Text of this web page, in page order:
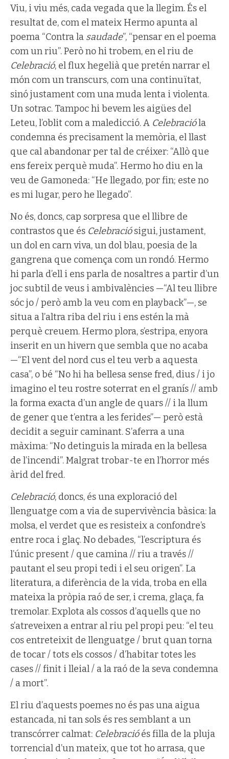
Viu, i viu més, cada vegada que la llegim. És el
resultat de, com el mateix Hermo apunta al
poema “Contra la saudade”, “pensar en el poema
com un riu”. Però no hi trobem, en el riu de
Celebració, el flux hegelià que pretén narrar el
món com un transcurs, com una continuïtat,
sinó justament com una muda lenta i violenta.
Un sotrac. Tampoc hi bevem les aigües del
Leteu, l’oblit com a maledicció. A Celebracióla
condemna és precisament la memòria, el llast
que cal abandonar per tal de créixer: “Allò que
ens fereix perquè muda”. Hermo ho diu en la
veu de Gamoneda: “He llegado, por fin; este no
es mi lugar, pero he llegado”.
No és, doncs, cap sorpresa que el llibre de
contrastos que és Celebraciósigui, justament,
un dol en carn viva, un dol blau, poesia de la
gangrena que comença com un rondó. Hermo
hi parla d’ell i ens parla de nosaltres a partir d’un
joc subtil de veus i ambivalències —“Al teu llibre
sóc jo / però amb la veu com en playback”—, se
situa a l’altra riba del riu i ens estén la mà
perquè creuem. Hermo plora, s’estripa, enyora
inserit en un hivern que sembla que no acaba
—“El vent del nord cus el teu verb a aquesta
casa”, o bé “No hi ha bellesa sense fred, dius / i jo
imagino el teu rostre soterrat en el granís // amb
la forma exacta d’un angle de quars // i la llum
de gener que t’entra a les ferides”— però està
decidit a seguir caminant. S’aferra a una
màxima: “No detinguis la mirada en la bellesa
de l’incendi”. Malgrat trobar-te en l’horror més
àrid del fred.
Celebració, doncs, és una exploració del
llenguatge com a via de supervivència bàsica: la
molsa, el verdet que es resisteix a confondre’s
entre roca i glaç. No debades, “l’escriptura és
l’únic present / que camina // riu a través //
pautant el seu propi tedi i el seu origen”. La
literatura, a diferència de la vida, troba en ella
mateixa la pròpia raó de ser, i crema, glaça, fa
tremolar. Explota als cossos d’aquells que no
s’atreveixen a entrar al riu pel propi peu: “el teu
cos entreteixit de llenguatge / brut quan torna
de tocar / tots els cossos / d’habitar totes les
cases // finit i lleial / a la raó de la seva condemna
/ a mort”.
El riu d’aquests poemes no és pas una aigua
estancada, ni tan sols és res semblant a un
transcórrer calmat: Celebracióés filla de la pluja
torrencial d’un mateix, que tot ho arrasa, que